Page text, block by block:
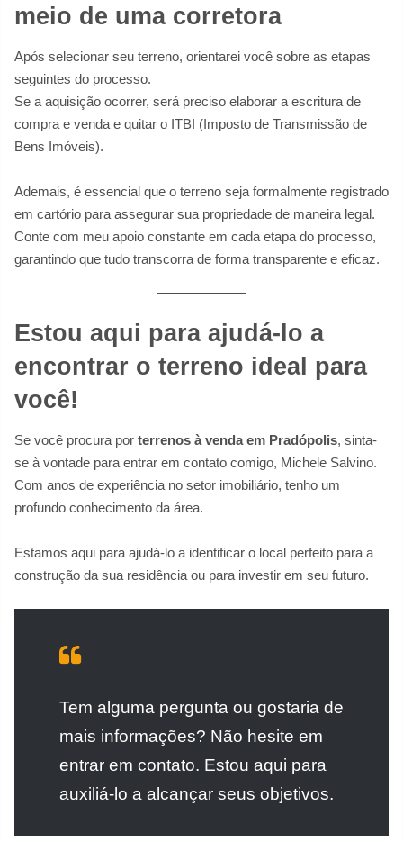
meio de uma corretora
Após selecionar seu terreno, orientarei você sobre as etapas
seguintes do processo.
Se a aquisição ocorrer, será preciso elaborar a escritura de
compra e venda e quitar o ITBI (Imposto de Transmissão de
Bens Imóveis).
Ademais, é essencial que o terreno seja formalmente registrado
em cartório para assegurar sua propriedade de maneira legal.
Conte com meu apoio constante em cada etapa do processo,
garantindo que tudo transcorra de forma transparente e eficaz.
Estou aqui para ajudá-lo a
encontrar o terreno ideal para
você!
Se você procura por terrenos à venda em Pradópolis, sinta-
se à vontade para entrar em contato comigo, Michele Salvino.
Com anos de experiência no setor imobiliário, tenho um
profundo conhecimento da área.
Estamos aqui para ajudá-lo a identificar o local perfeito para a
construção da sua residência ou para investir em seu futuro.
Tem alguma pergunta ou gostaria de
mais informações? Não hesite em
entrar em contato. Estou aqui para
auxiliá-lo a alcançar seus objetivos.